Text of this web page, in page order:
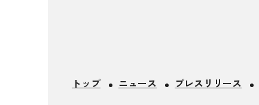
トップ ニュース プレスリリース